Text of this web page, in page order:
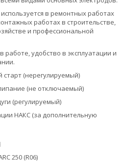
в ремонтных работах
работах в строительстве,
и профессиональной
работе, удобство в эксплуатации и
старт (нерегулируемый)
(не отключаемый)
(регулируемый)
НАКС (за дополнительную
250 (R06)